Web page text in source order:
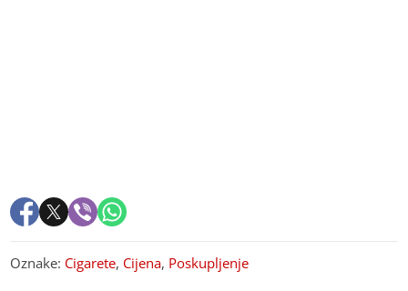
Oznake: Cigarete, Cijena, Poskupljenje